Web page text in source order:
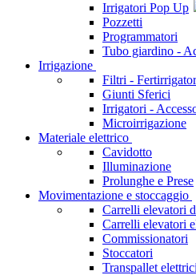
Irrigatori Pop Up
Pozzetti
Programmatori
Tubo giardino -
Irrigazione
Filtri -
Giunti Sferici
Irrigatori -
Microirrigazione
Materiale elettrico
Cavidotto
Illuminazione
Prolunghe e Prese
Movimentazione e stoccaggio
Carrelli elevatori
Carrelli elevatori
Commissionatori
Stoccatori
Transpallet elettrici